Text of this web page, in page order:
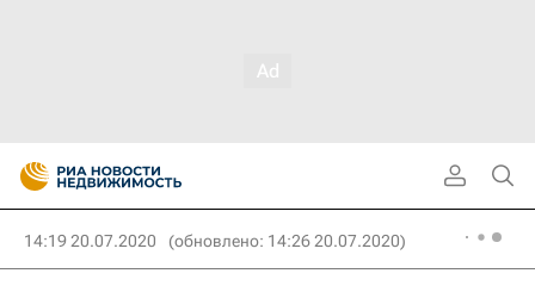
14:19 20.07.2020 (обновлено: 14:26 20.07.2020)